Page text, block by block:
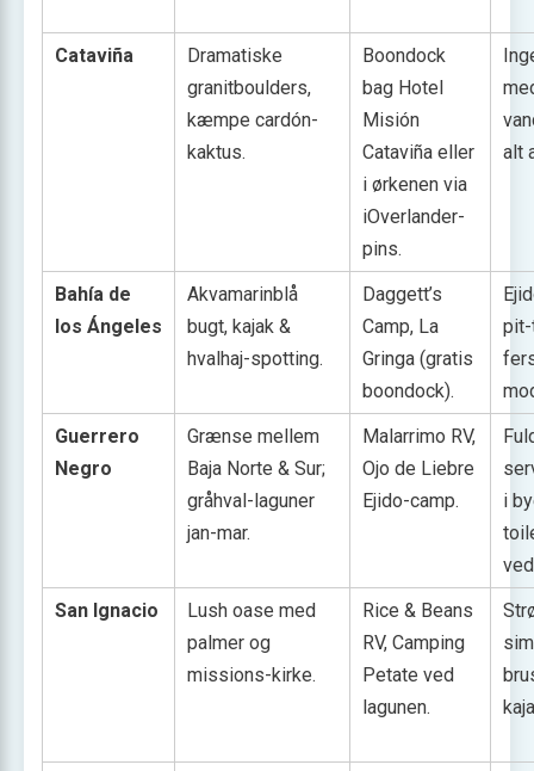
Cataviña
Dramatiske
granitboulders,
kæmpe cardón-
kaktus.
Boondock
bag Hotel
Misión
Cataviña eller
i ørkenen via
iOverlander-
pins.
alt
Bahía de
los Ángeles
Akvamarinblå
bugt, kajak &
hvalhaj-spotting.
Daggett’s
Camp, La
Gringa (gratis
boondock).
Guerrero
Negro
Grænse mellem
Baja Norte & Sur;
gråhval-laguner
jan-mar.
Malarrimo RV,
Ojo de Liebre
Ejido-camp.
i
San Ignacio
Lush oase med
palmer og
missions-kirke.
Rice & Beans
RV, Camping
Petate ved
lagunen.